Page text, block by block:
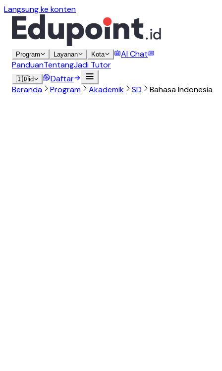
Langsung ke konten
Program Layanan Kota
AI Chat
PanduanTentangJadi Tutor
🇮🇩id
Daftar
Beranda
Program Akademik SD Bahasa Indonesia